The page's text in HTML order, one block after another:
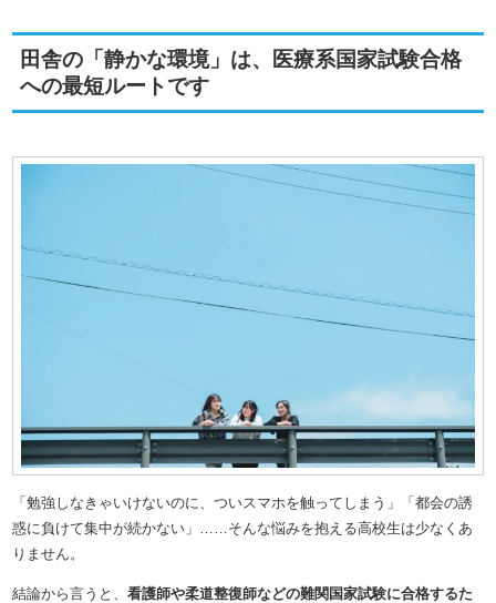
田舎の「静かな環境」は、医療系国家試験合格
への最短ルートです
「勉強しなきゃいけないのに、ついスマホを触ってしまう」「都会の誘
惑に負けて集中が続かない」……そんな悩みを抱える高校生は少なくあ
りません。
結論から言うと、看護師や柔道整復師などの難関国家試験に合格するた